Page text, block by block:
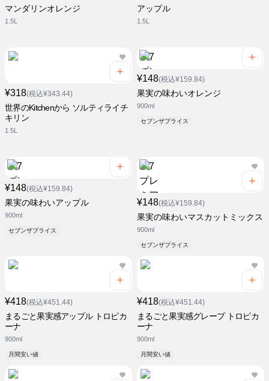
マンダリンオレンジ
1.5L
アップル
1.5L
¥318(税込¥343.44)
世界のKitchenから ソルティライチ
キリン
1.5L
¥148(税込¥159.84)
果実の味わいオレンジ
900ml
セブンザプライス
¥148(税込¥159.84)
果実の味わいアップル
900ml
セブンザプライス
¥148(税込¥159.84)
果実の味わいマスカットミックス
900ml
セブンザプライス
¥418(税込¥451.44)
まるごと果実感アップル トロピカ
ーナ
900ml
月間安い値
¥418(税込¥451.44)
まるごと果実感グレープ トロピカ
ーナ
900ml
月間安い値